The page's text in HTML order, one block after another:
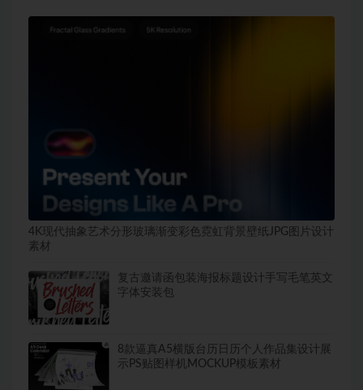
4K现代抽象艺术分形玻璃渐变彩色霓虹背景壁纸JPG图片设计
素材
复古邀请函包装海报标题设计手写毛笔英文
字体安装包
8款逼真A5横版台历日历个人作品集设计展
示PS贴图样机MOCKUP模板素材